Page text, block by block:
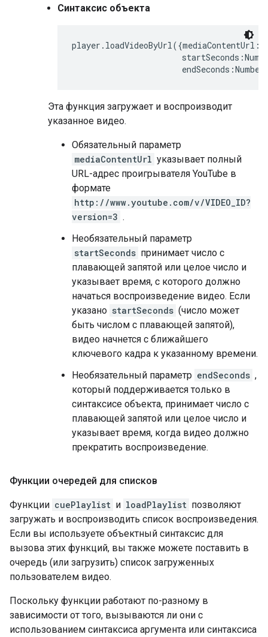
Синтаксис объекта
Эта функция загружает и воспроизводит
указанное видео.
Обязательный параметр
mediaContentUrl указывает полный
URL-адрес проигрывателя YouTube в
формате
http://www.youtube.com/v/VIDEO_ID?
version=3 .
Необязательный параметр
startSeconds принимает число с
плавающей запятой или целое число и
указывает время, с которого должно
начаться воспроизведение видео. Если
указано startSeconds (число может
быть числом с плавающей запятой),
видео начнется с ближайшего
ключевого кадра к указанному времени.
Необязательный параметр endSeconds ,
который поддерживается только в
синтаксисе объекта, принимает число с
плавающей запятой или целое число и
указывает время, когда видео должно
прекратить воспроизведение.
Функции очередей для списков
Функции cuePlaylist и loadPlaylist позволяют
загружать и воспроизводить список воспроизведения.
Если вы используете объектный синтаксис для
вызова этих функций, вы также можете поставить в
очередь (или загрузить) список загруженных
пользователем видео.
Поскольку функции работают по-разному в
зависимости от того, вызываются ли они с
использованием синтаксиса аргумента или синтаксиса